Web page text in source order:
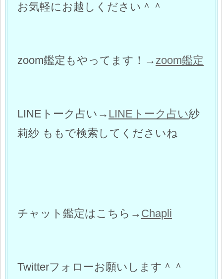
お気軽にお越しください＾＾
zoom鑑定もやってます！→ zoom鑑定
LINEトーク占い→ LINEトーク占い紗
莉紗 ももで検索してくださいね
チャット鑑定はこちら→ Chapli
Twitterフォローお願いします＾＾